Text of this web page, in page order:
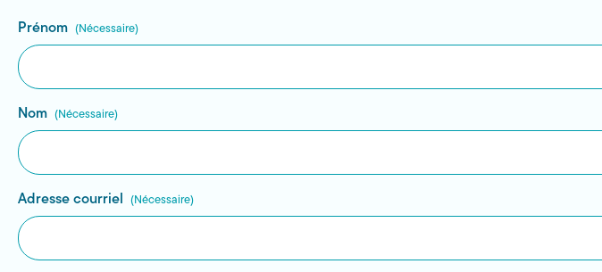
Prénom (Nécessaire)
Nom (Nécessaire)
Adresse courriel (Nécessaire)